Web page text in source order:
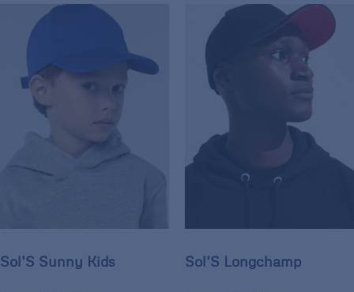
Sol’S Sunny Kids Sol’S Longchamp